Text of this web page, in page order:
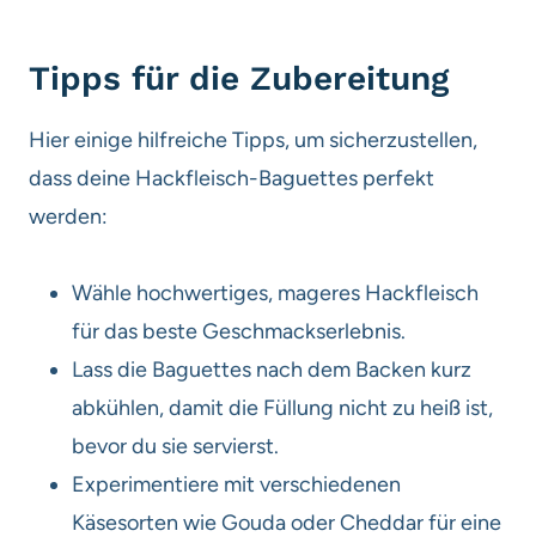
Tipps für die Zubereitung
Hier einige hilfreiche Tipps, um sicherzustellen,
dass deine Hackfleisch-Baguettes perfekt
werden:
Wähle hochwertiges, mageres Hackfleisch
für das beste Geschmackserlebnis.
Lass die Baguettes nach dem Backen kurz
abkühlen, damit die Füllung nicht zu heiß ist,
bevor du sie servierst.
Experimentiere mit verschiedenen
Käsesorten wie Gouda oder Cheddar für eine